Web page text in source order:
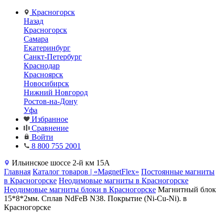
Красногорск
Назад
Красногорск
Самара
Екатеринбург
Санкт-Петербург
Краснодар
Красноярск
Новосибирск
Нижний Новгород
Ростов-на-Дону
Уфа
Избранное
Сравнение
Войти
8 800 755 2001
Ильинское шоссе 2-й км 15А
Главная Каталог товаров | «MagnetFlex» Постоянные магниты
в Красногорске Неодимовые магниты в Красногорске
Неодимовые магниты блоки в Красногорске Магнитный блок
15*8*2мм. Сплав NdFeB N38. Покрытие (Ni-Cu-Ni). в
Красногорске